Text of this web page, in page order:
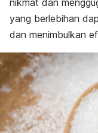
nikmat dan
yang berlebihan
dan menimbulkan